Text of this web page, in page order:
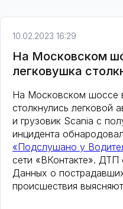
10.02.2023 16:29
На Московском
легковушка
На Московском шоссе
столкнулись легковой
и грузовик Scania c
инцидента
«Подслушано у
сети «ВКонтакте». ДТП
Данных о
происшествия